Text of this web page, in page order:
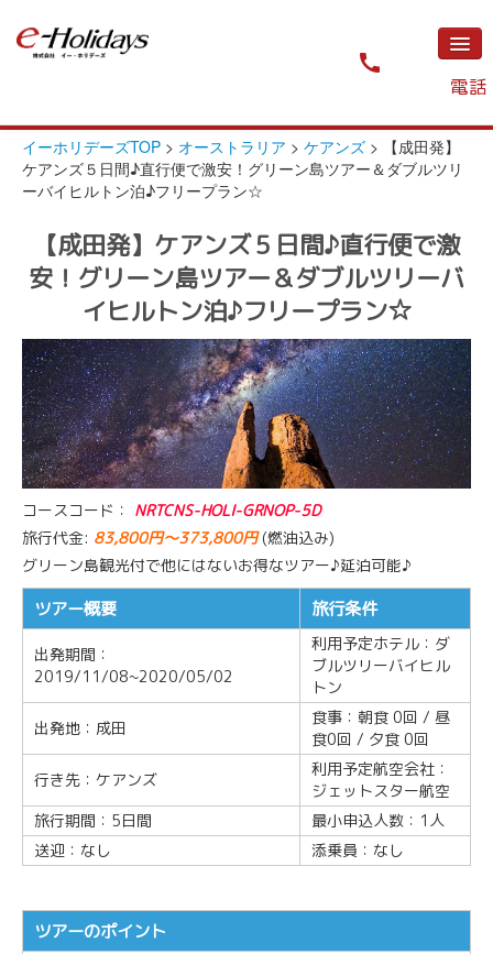
call
電話
TOP
全ツアー
プライベートジェット
予約から出発までの流れ
イーホリデーズTOP > オーストラリア > ケアンズ >
【成田発】
ケアンズ５日間♪直行便で激安！グリーン島ツアー＆ダブルツリ
ーバイヒルトン泊♪フリープラン☆
【成田発】ケアンズ５日間♪直行便で激
安！グリーン島ツアー＆ダブルツリーバ
イヒルトン泊♪フリープラン☆
コースコード：
NRTCNS-HOLI-GRNOP-5D
旅行代金: 83,800円～373,800円 (燃油込み)
グリーン島観光付で他にはないお得なツアー♪延泊可能♪
ツアー概要 旅行条件
出発期間：
2019/11/08~2020/05/02
利用予定ホテル：ダ
ブルツリーバイヒル
トン
出発地：成田
食事：朝食 0回 / 昼
食0回 / 夕食 0回
行き先：ケアンズ
利用予定航空会社：
ジェットスター航空
旅行期間：5日間
最小申込人数：1人
送迎：なし
添乗員：なし
ツアーのポイント